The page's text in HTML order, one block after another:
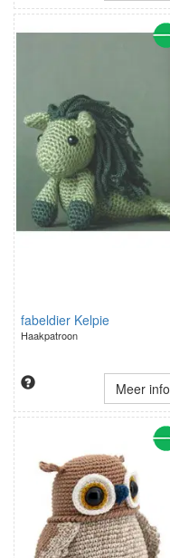
fabeldier Kelpie
Haakpatroon
Meer info